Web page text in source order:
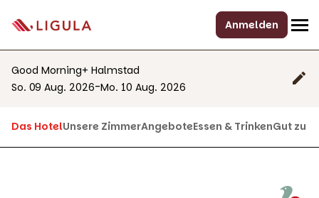
Anmelden
Good Morning+ Halmstad
So. 09 Aug. 2026-Mo. 10 Aug. 2026
Das HotelUnsere ZimmerAngeboteEssen & TrinkenGut zu